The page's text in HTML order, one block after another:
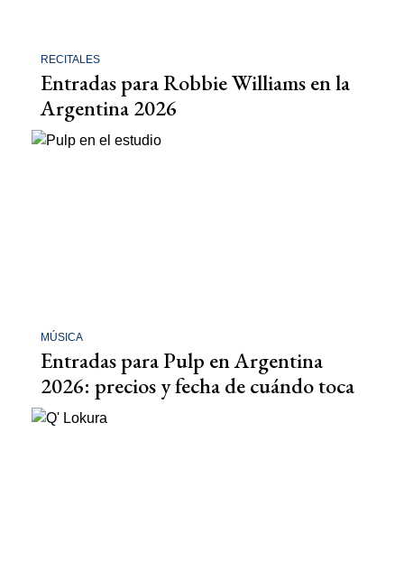
RECITALES
Entradas para Robbie Williams en la
Argentina 2026
MÚSICA
Entradas para Pulp en Argentina
2026: precios y fecha de cuándo toca